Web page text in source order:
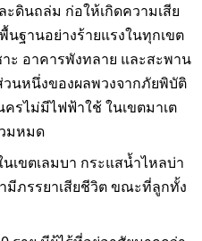
ดินถล่ม ก่อให้เกิดความเสีย
ฐานอย่างร้ายแรงในทุกเขต
ะ อาคารพังทลาย และสะพาน
วนหนึ่งของผลพวงจากภัยพิบัติ
รไม่มีไฟฟ้าใช้ ในเขตมาเต
มหมด
เขตเลมบา กระแสน้ำไหลบ่า
มีภรรยาเสียชีวิต ขณะที่ลูกทั้ง